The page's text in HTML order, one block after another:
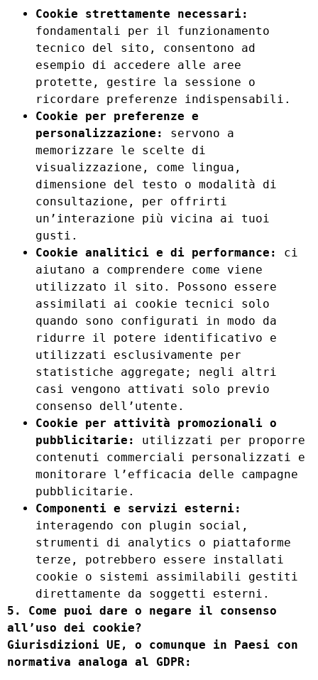
Cookie strettamente necessari:
fondamentali per il funzionamento
tecnico del sito, consentono ad
esempio di accedere alle aree
protette, gestire la sessione o
ricordare preferenze indispensabili.
Cookie per preferenze e
personalizzazione:
servono a
memorizzare le scelte di
visualizzazione, come lingua,
dimensione del testo o modalità di
consultazione, per offrirti
un’interazione più vicina ai tuoi
gusti.
Cookie analitici e di performance:
ci
aiutano a comprendere come viene
utilizzato il sito. Possono essere
assimilati ai cookie tecnici solo
quando sono configurati in modo da
ridurre il potere identificativo e
utilizzati esclusivamente per
statistiche aggregate; negli altri
casi vengono attivati solo previo
consenso dell’utente.
Cookie per attività promozionali o
pubblicitarie:
utilizzati per proporre
contenuti commerciali personalizzati e
monitorare l’efficacia delle campagne
pubblicitarie.
Componenti e servizi esterni:
interagendo con plugin social,
strumenti di analytics o piattaforme
terze, potrebbero essere installati
cookie o sistemi assimilabili gestiti
direttamente da soggetti esterni.
5. Come puoi dare o negare il consenso
all’uso dei cookie?
Giurisdizioni UE, o comunque in Paesi con
normativa analoga al GDPR: